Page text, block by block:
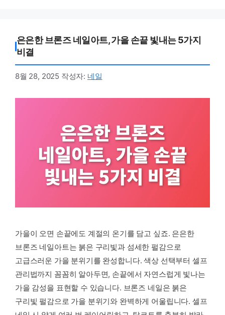
은은한 브론즈 네일아트, 가을 손끝 빛내는 5가지
비결
8월 28, 2025 작성자: 네일
가을이 오면 손끝에도 계절의 온기를 담고 싶죠. 은은한
브론즈 네일아트는 붉은 구리빛과 섬세한 펄감으로
고급스러운 가을 분위기를 완성합니다. 색상 선택부터 셀프
관리법까지 꼼꼼히 알아두면, 손끝에서 자연스럽게 빛나는
가을 감성을 표현할 수 있습니다. 브론즈 네일은 붉은
구리빛 펄감으로 가을 분위기와 완벽하게 어울립니다. 셀프